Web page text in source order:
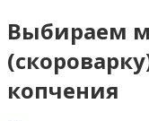
Выбираем
копчения